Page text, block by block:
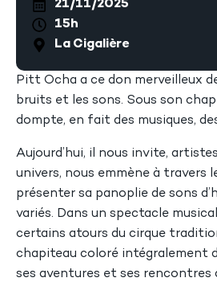
21/11/2025
15h
La Cigalière
Pitt Ocha a ce don merveilleux
bruits et les sons. Sous son
dompte, en fait des musiques,
Aujourd’hui, il nous invite,
univers, nous emmène à travers
présenter sa panoplie de sons
variés. Dans un spectacle
certains atours du cirque
chapiteau coloré intégralement
ses aventures et ses rencontres